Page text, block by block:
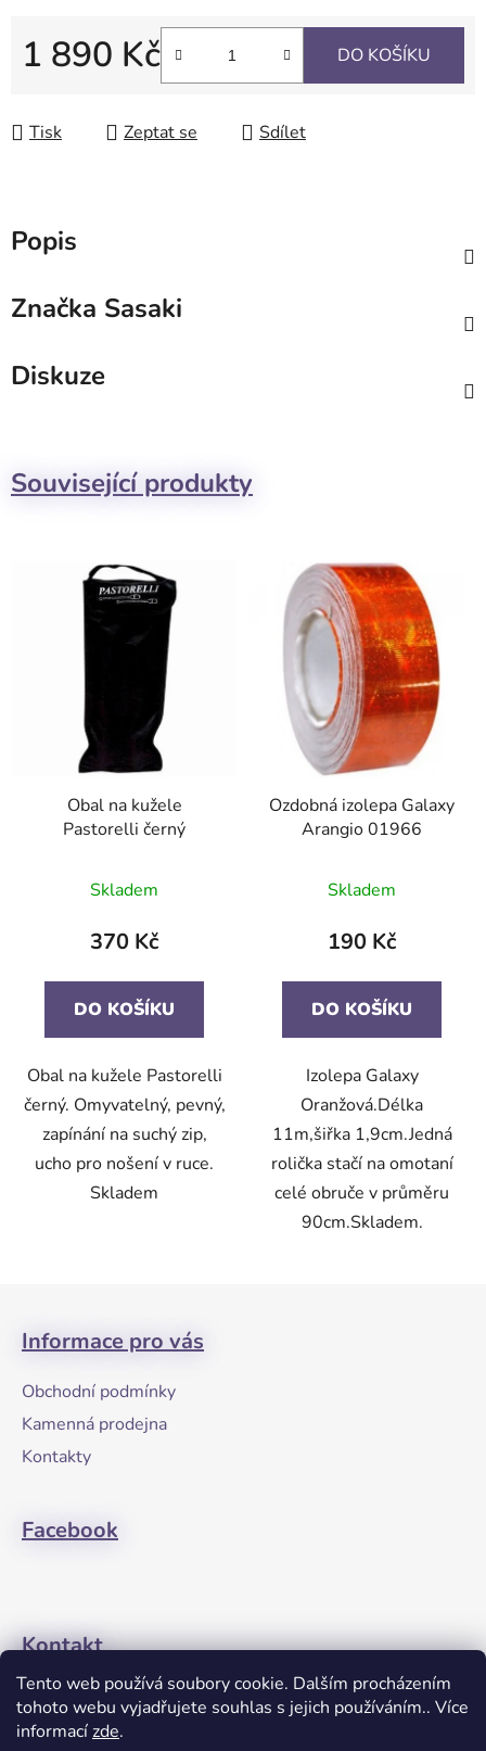
Tento web používá soubory cookie. Dalším procházením
tohoto webu vyjadřujete souhlas s jejich používáním.. Více
informacízde.
1 890 Kč DO KOŠÍKU
Tisk Zeptat se Sdílet
Popis
Značka Sasaki
Diskuze
Související produkty
Obal na kužele
Pastorelli černý
Skladem
370 Kč
DO KOŠÍKU
Obal na kužele Pastorelli
černý. Omyvatelný, pevný,
zapínání na suchý zip,
ucho pro nošení v ruce.
Skladem
Ozdobná izolepa Galaxy
Arangio 01966
Skladem
190 Kč
DO KOŠÍKU
Izolepa Galaxy
Oranžová.Délka
11m,šiřka 1,9cm.Jedná
rolička stačí na omotaní
celé obruče v průměru
90cm.Skladem.
Informace pro vás
Obchodní podmínky
Kamenná prodejna
Kontakty
Facebook
Kontakt
+420608274762